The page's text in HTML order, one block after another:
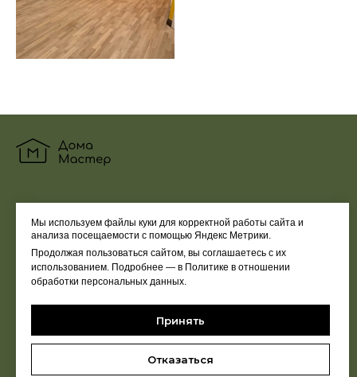
Мы используем файлы куки для корректной работы сайта и
анализа посещаемости с помощью Яндекс Метрики.
Продолжая пользоваться сайтом, вы соглашаетесь с их
использованием. Подробнее — в Политике в отношении
обработки персональных данных.
Принять
Отказаться
© 2025 * Все права защищены
Политика сайта
НАШИ УСЛУГИ
ПОЛЕЗНО
Работы до / после